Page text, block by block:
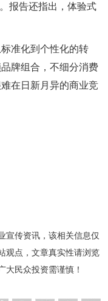
报告还指出，体验式
准化到个性化的转
牌组合，不细分消费
在日新月异的商业竞
宣传资讯，该相关信息仅
观点，文章真实性请浏览
大民众投资需谨慎！